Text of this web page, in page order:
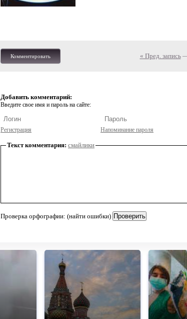
Комментировать « Пред. запись
Добавить комментарий:
Введите свое имя и пароль на сайте:
Регистрация Напоминание пароля
Текст комментария: смайлики
Проверка орфографии: (найти ошибки)